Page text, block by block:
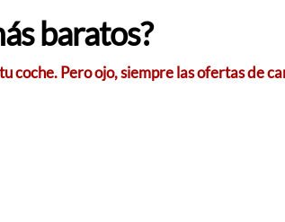
baratos?
Pero ojo, siempre las ofertas de